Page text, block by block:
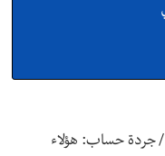
الصيد المهملة
/جردة حساب: هؤلاء